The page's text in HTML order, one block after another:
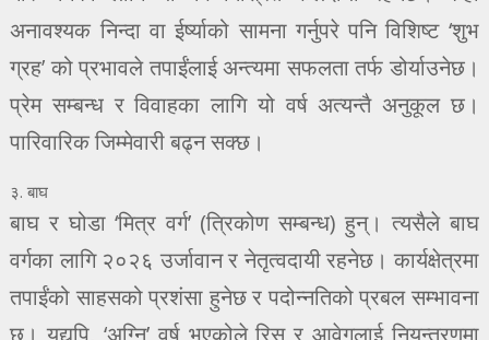
अनावश्यक निन्दा वा ईर्ष्याको सामना गर्नुपरे पनि विशिष्ट ‘शुभ
ग्रह’ को प्रभावले तपाईंलाई अन्त्यमा सफलता तर्फ डोर्याउनेछ।
प्रेम सम्बन्ध र विवाहका लागि यो वर्ष अत्यन्तै अनुकूल छ।
पारिवारिक जिम्मेवारी बढ्न सक्छ।
३. बाघ
बाघ र घोडा ‘मित्र वर्ग’ (त्रिकोण सम्बन्ध) हुन्। त्यसैले बाघ
वर्गका लागि २०२६ उर्जावान र नेतृत्वदायी रहनेछ। कार्यक्षेत्रमा
तपाईंको साहसको प्रशंसा हुनेछ र पदोन्नतिको प्रबल सम्भावना